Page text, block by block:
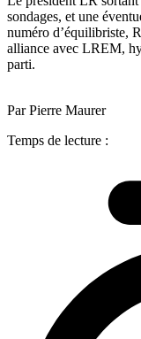
sondages, et une
numéro d’équilibriste,
alliance avec LREM,
parti.
Par Pierre Maurer
Temps de lecture :